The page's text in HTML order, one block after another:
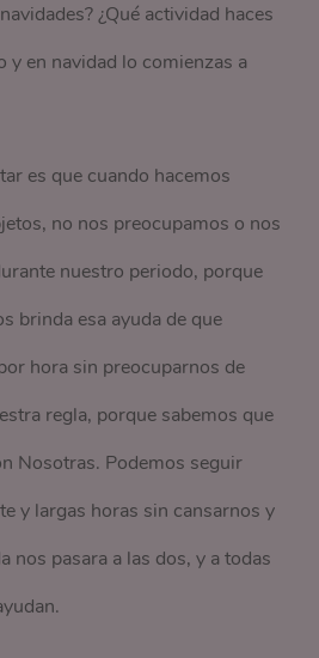
¿Qué actividad haces
y en navidad lo comienzas a
es que cuando hacemos
no nos preocupamos o nos
nuestro periodo, porque
brinda esa ayuda de que
hora sin preocuparnos de
regla, porque sabemos que
Nosotras. Podemos seguir
y largas horas sin cansarnos y
nos pasara a las dos, y a todas